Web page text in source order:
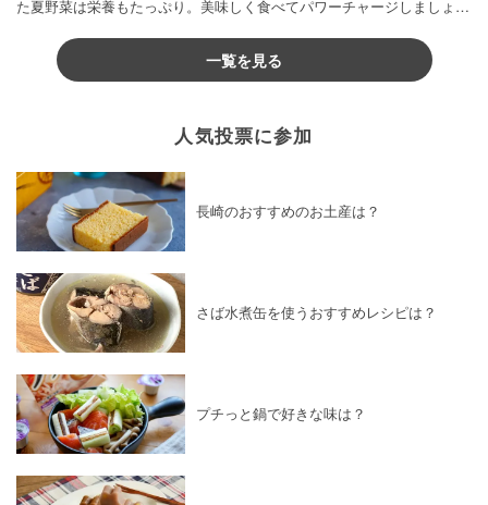
た夏野菜は栄養もたっぷり。美味しく食べてパワーチャージしましょう
一覧を見る
人気投票に参加
長崎のおすすめのお土産は？
さば水煮缶を使うおすすめレシピは？
プチっと鍋で好きな味は？